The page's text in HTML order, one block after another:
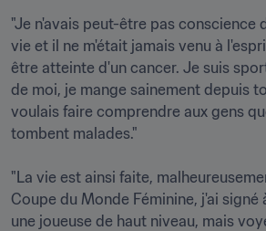
"Je n'avais peut-être pas conscience
vie et il ne m'était jamais venu à
être atteinte d'un cancer. Je suis
de moi, je mange sainement depuis
voulais faire comprendre aux gens
tombent malades."
"La vie est ainsi faite,
Coupe du Monde Féminine, j'ai signé
une joueuse de haut niveau, mais